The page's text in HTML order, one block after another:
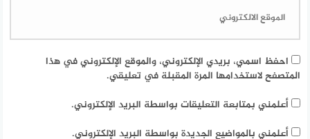
احفظ اسمي، بريدي الإلكتروني، والموقع الإلكتروني في هذا
المتصفح لاستخدامها المرة المقبلة في تعليقي.
أعلمني بمتابعة التعليقات بواسطة البريد الإلكتروني.
أعلمني بالمواضيع الجديدة بواسطة البريد الإلكتروني.